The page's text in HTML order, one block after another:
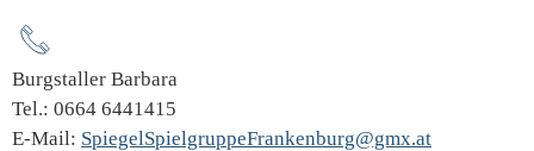
Burgstaller Barbara
Tel.: 0664 6441415
E-Mail: SpiegelSpielgruppeFrankenburg@gmx.at